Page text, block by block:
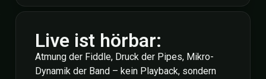
Live ist hörbar:
Atmung der Fiddle, Druck der Pipes, Mikro-
Dynamik der Band – kein Playback, sondern